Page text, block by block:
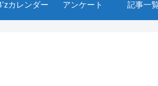
カレンダー アンケート 記事一